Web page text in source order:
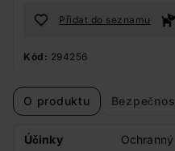
Přidat do seznamu
Kód: 294256
O produktu
Účinky Ochranný